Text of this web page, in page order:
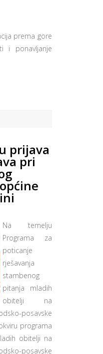
prema gore
i ponavljanje
prijava
pri
Na temelju
Programa za
poticanje
rješavanja
stambenog
pitanja mladih
obitelji na
posavske
programa
obitelji na
posavske